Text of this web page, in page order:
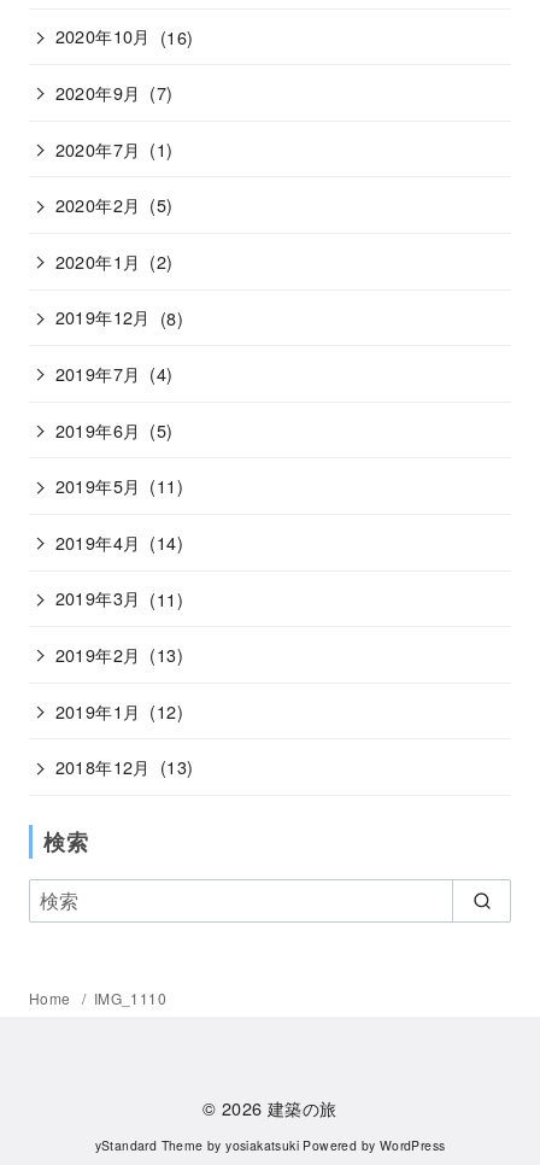
2020年10月 (16)
2020年9月 (7)
2020年7月 (1)
2020年2月 (5)
2020年1月 (2)
2019年12月 (8)
2019年7月 (4)
2019年6月 (5)
2019年5月 (11)
2019年4月 (14)
2019年3月 (11)
2019年2月 (13)
2019年1月 (12)
2018年12月 (13)
検索
Home IMG_1110
© 2026建築の旅
yStandard Theme byyosiakatsuki Powered by WordPress